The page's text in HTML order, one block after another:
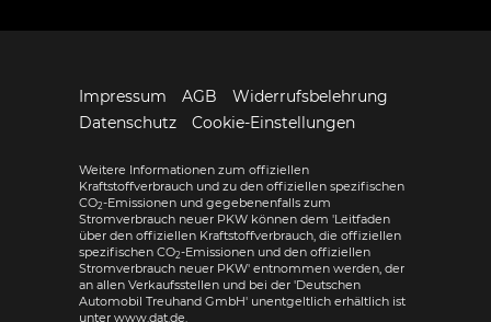
Impressum AGB
Widerrufsbelehrung
Datenschutz
Cookie-Einstellungen
Weitere Informationen zum offiziellen
Kraftstoffverbrauch und zu den offiziellen spezifischen
CO2-Emissionen und gegebenenfalls zum
Stromverbrauch neuer PKW können dem 'Leitfaden
über den offiziellen Kraftstoffverbrauch, die offiziellen
spezifischen CO2-Emissionen und den offiziellen
Stromverbrauch neuer PKW' entnommen werden, der
an allen Verkaufsstellen und bei der 'Deutschen
Automobil Treuhand GmbH' unentgeltlich erhältlich ist
unter www.dat.de.